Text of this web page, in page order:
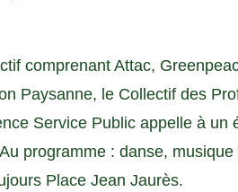
comprenant Attac,
Paysanne, le Collectif des
Service Public appelle à un
programme : danse,
Place Jean Jaurès.